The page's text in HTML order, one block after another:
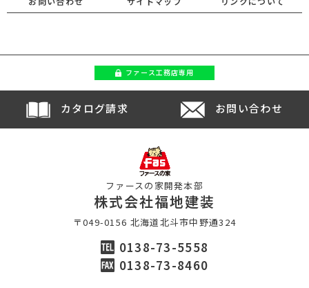
ファース工務店専用
カタログ請求 お問い合わせ
ファースの家開発本部
株式会社福地建装
〒049-0156 北海道北斗市中野通324
0138-73-5558
0138-73-8460